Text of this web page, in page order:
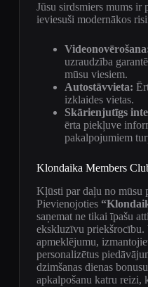
Jūsu sirdsmiers mums ir
ieviesuši modernākos
uzraudzība
mūsu viesiem.
Autostāvvieta:
izklaides vietas.
Skārienjutīgs
ērta piekļuve
pakalpojumiem
Klondaika Members
Kļūsti par daļu no mūsu
Pievienojoties
saņemat ne tikai īpašu
ekskluzīvu
apmeklējumu,
personalizētus
dzimšanas dienas
apkalpošanu katru reizi,